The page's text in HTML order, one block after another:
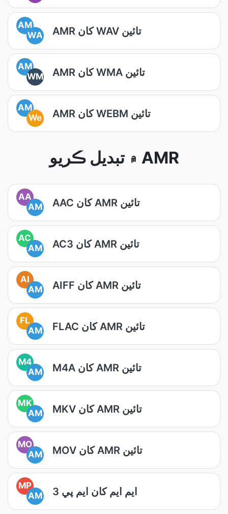
AM
WA
AMR کان WAV تائين
AM
WM
AMR کان WMA تائين
AM
We
AMR کان WEBM تائين
۾ تبديل ڪريو AMR
AA
AM
AAC کان AMR تائين
AC
AM
AC3 کان AMR تائين
AI
AM
AIFF کان AMR تائين
FL
AM
FLAC کان AMR تائين
M4
AM
M4A کان AMR تائين
MK
AM
MKV کان AMR تائين
MO
AM
MOV کان AMR تائين
MP
AM
ايم ايم کان ايم پي 3